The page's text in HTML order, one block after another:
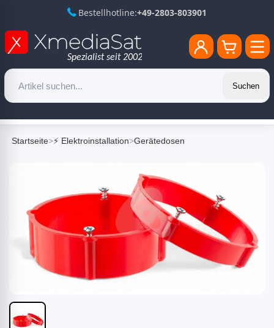
Bestellhotline:+49-2803-803901
Suchen
Startseite>⚡ Elektroinstallation>Gerätedosen